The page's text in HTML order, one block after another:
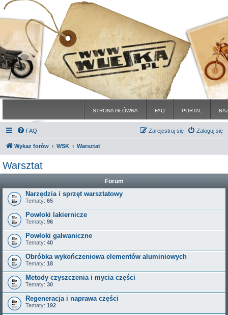
STRONA GŁÓWNA FAQ PORTAL
FAQ Zaloguj się
Zarejestruj się
Wykaz forów WSK Warsztat
Warsztat
Forum
Narzędzia i sprzęt warsztatowy
Tematy: 65
Powłoki lakiernicze
Tematy: 96
Powłoki galwaniczne
Tematy: 40
Obróbka wykończeniowa elementów aluminiowych
Tematy: 18
Metody czyszczenia i mycia części
Tematy: 30
Regeneracja i naprawa części
Tematy: 192